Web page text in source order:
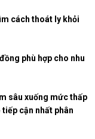
cách thoát ly khỏi
phù hợp cho nhu
sâu xuống mức thấp
cận nhất phân